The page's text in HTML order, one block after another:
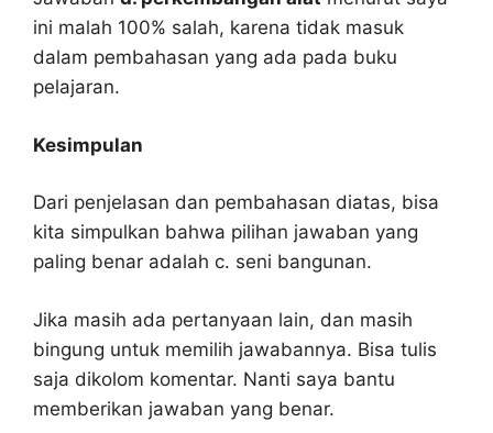
ini malah 100% salah, karena tidak masuk
dalam pembahasan yang ada pada buku
pelajaran.
Kesimpulan
Dari penjelasan dan pembahasan diatas, bisa
kita simpulkan bahwa pilihan jawaban yang
paling benar adalah c. seni bangunan.
Jika masih ada pertanyaan lain, dan masih
bingung untuk memilih jawabannya. Bisa tulis
saja dikolom komentar. Nanti saya bantu
memberikan jawaban yang benar.